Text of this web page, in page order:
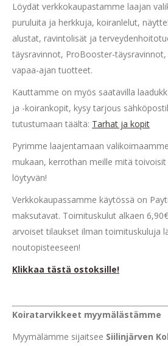
Löydät verkkokaupastamme laajan
puruluita ja herkkuja, koiranlelut,
alustat, ravintolisät ja
täysravinnot, ProBooster-
vapaa-ajan tuotteet.
Kauttamme on myös saatavilla
ja -koirankopit, kysy tarjous
tutustumaan täältä: Tarhat ja kopit
Pyrimme laajentamaan
mukaan, kerrothan meille mitä
löytyvän!
Verkkokaupassamme käytössä on
maksutavat. Toimituskulut alkaen
arvoiset tilaukset ilman toimituskuluja
noutopisteeseen!
Klikkaa tästä ostoksille!
Koiratarvikkeet myymälästämme
Myymälämme sijaitsee Siilinjärven